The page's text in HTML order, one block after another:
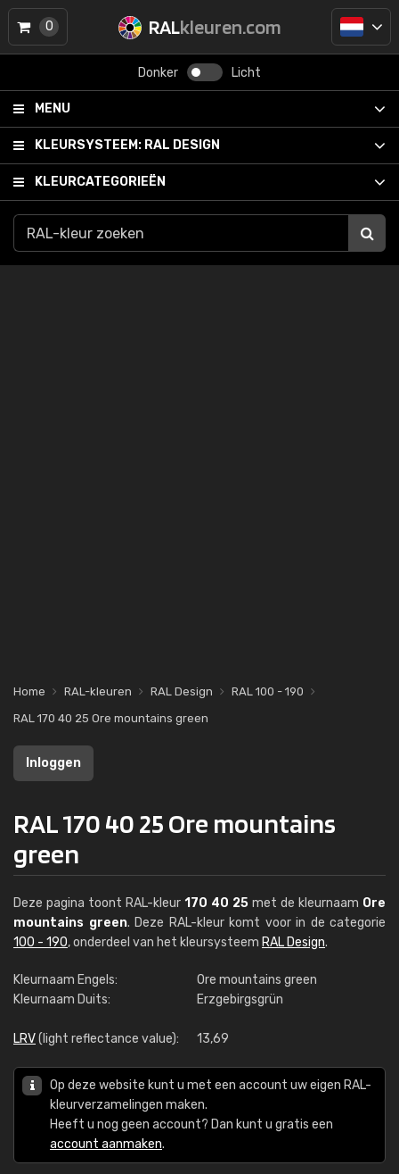
RALkleuren.com
Donker Licht
MENU
KLEURSYSTEEM: RAL DESIGN
KLEURCATEGORIEËN
0
Home RAL-kleuren RAL Design
RAL 100 - 190
RAL 170 40 25 Ore mountains green
Inloggen
RAL 170 40 25 Ore mountains
green
Deze pagina toont RAL-kleur 170 40 25 met de kleurnaam Ore
mountains green. Deze RAL-kleur komt voor in de categorie
100 - 190, onderdeel van het kleursysteem RAL Design.
Kleurnaam Engels:
Ore mountains green
Kleurnaam Duits:
Erzgebirgsgrün
LRV(light reflectance value): 13,69
Op deze website kunt u met een account uw eigen RAL-
kleurverzamelingen maken.
Heeft u nog geen account? Dan kunt u gratis een
account aanmaken.